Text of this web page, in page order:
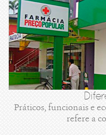
Práticos, funcionais e
refere a